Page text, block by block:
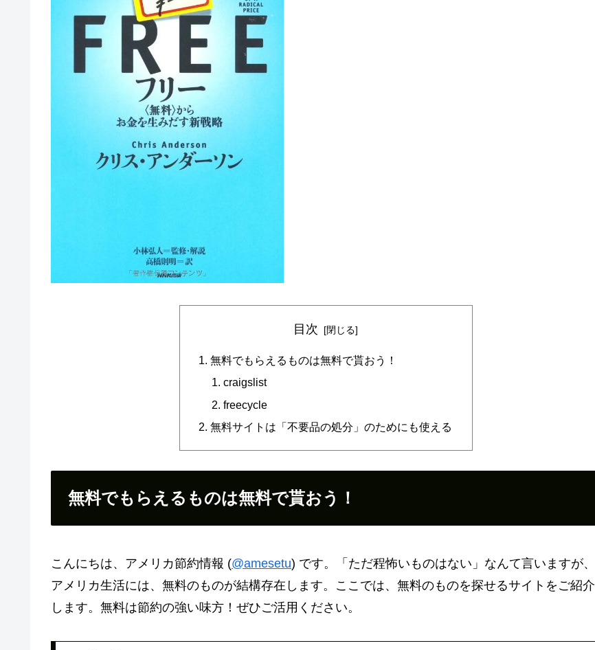
目次
無料でもらえるものは無料で貰おう！
craigslist
freecycle
無料サイトは「不要品の処分」のためにも使える
無料でもらえるものは無料で貰おう！
こんにちは、アメリカ節約情報 (@amesetu) です。「ただ程怖いものはない」なんて言いますが、
アメリカ生活には、無料のものが結構存在します。ここでは、無料のものを探せるサイトをご紹介
します。無料は節約の強い味方！ぜひご活用ください。